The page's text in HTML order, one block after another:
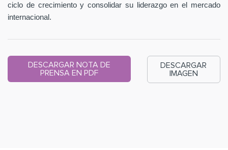
ciclo de crecimiento y consolidar su liderazgo en el mercado
internacional.
DESCARGAR NOTA DE
PRENSA EN PDF
DESCARGAR
IMAGEN